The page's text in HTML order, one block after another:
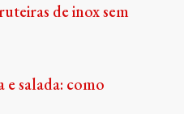
de inox sem
e salada: como